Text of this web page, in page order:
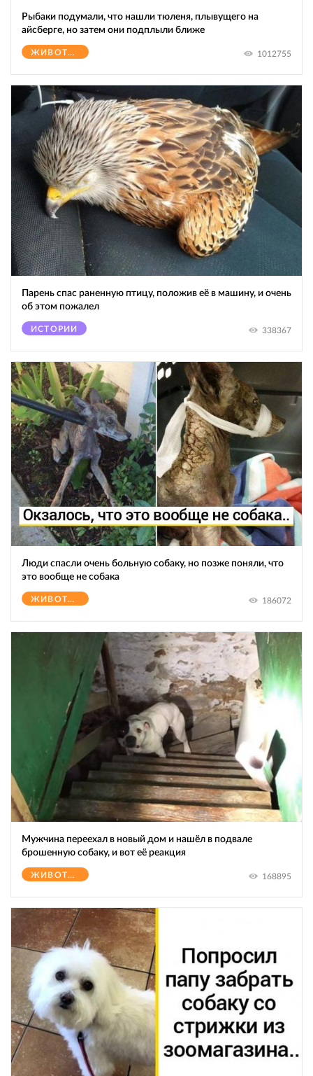
Рыбаки подумали, что нашли тюленя, плывущего на
айсберге, но затем они подплыли ближе
ЖИВОТНЫЕ 1012755
Парень спас раненную птицу, положив её в машину, и очень
об этом пожалел
ИСТОРИИ 338367
Люди спасли очень больную собаку, но позже поняли, что
это вообще не собака
ЖИВОТНЫЕ 186072
Мужчина переехал в новый дом и нашёл в подвале
брошенную собаку, и вот её реакция
ЖИВОТНЫЕ 168895